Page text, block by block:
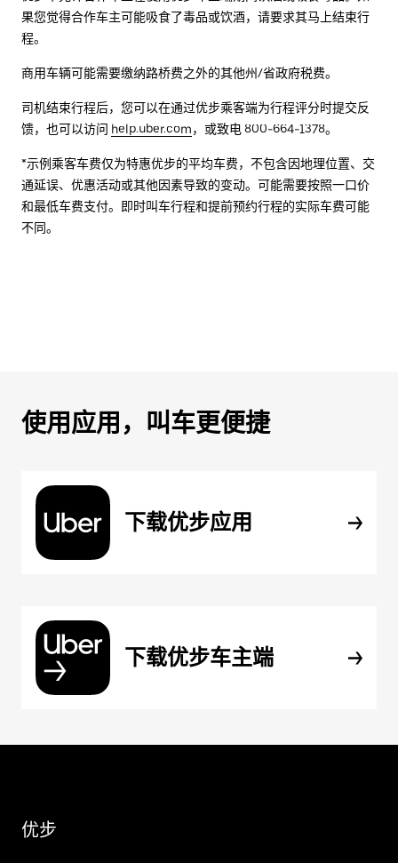
果您觉得合作车主可能吸食了毒品或饮酒，请要求其马上结束行
程。
商用车辆可能需要缴纳路桥费之外的其他州/省政府税费。
司机结束行程后，您可以在通过优步乘客端为行程评分时提交反
馈，也可以访问 help.uber.com，或致电 800-664-1378。
*示例乘客车费仅为特惠优步的平均车费，不包含因地理位置、交
通延误、优惠活动或其他因素导致的变动。可能需要按照一口价
和最低车费支付。即时叫车行程和提前预约行程的实际车费可能
不同。
使用应用，叫车更便捷
下载优步应用
下载优步车主端
优步